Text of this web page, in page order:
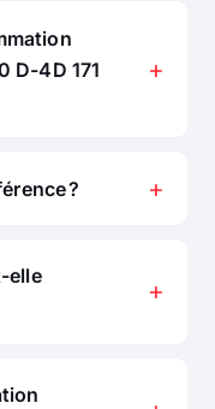
D-4D 171
?
elle